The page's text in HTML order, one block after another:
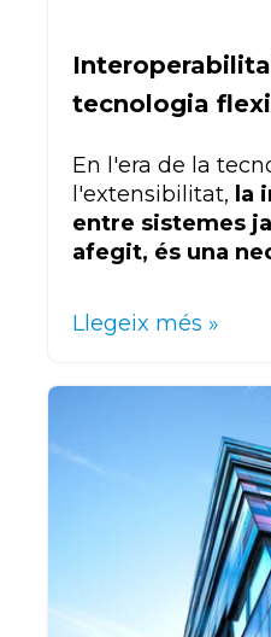
tecnologia
En l'era de la
l'extensibilitat, la
entre sistemes
afegit, és una
Llegeix més »